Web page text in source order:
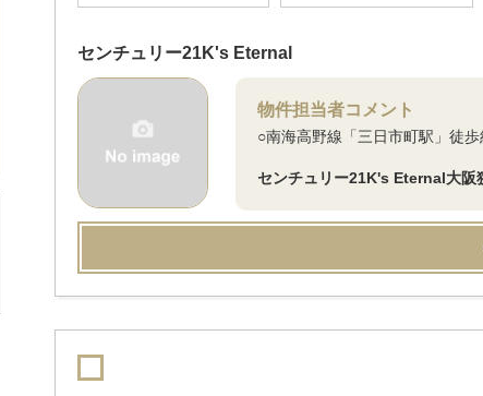
センチュリー21K's Eternal
物件担当者コメント
○南海高野線「三日市町駅」徒
センチュリー21K's Eternal大阪